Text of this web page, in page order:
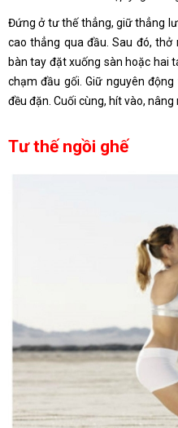
Đứng ở tư thế thẳng, giữ thẳng
cao thẳng qua đầu. Sau đó,
bàn tay đặt xuống sàn hoặc hai
chạm đầu gối. Giữ nguyên
đều đặn. Cuối cùng, hít vào,
Tư thế ngồi ghế